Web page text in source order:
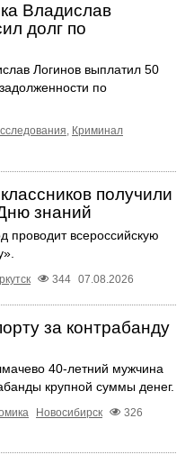
Владислав
долг по
Логинов выплатил 50
по
, Криминал
получили
знаний
всероссийскую
344 07.08.2026
за контрабанду
40-летний мужчина
крупной суммы денег.
Новосибирск
326